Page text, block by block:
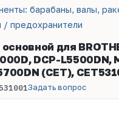
барабаны, валы,
/ предохранители
для
DCP-L5500DN,
(CET),
Задать вопрос